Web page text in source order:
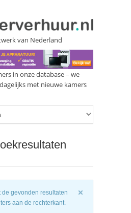
van Nederland
in onze database – we
met nieuwe kamers
de gevonden resultaten
aan de rechterkant.